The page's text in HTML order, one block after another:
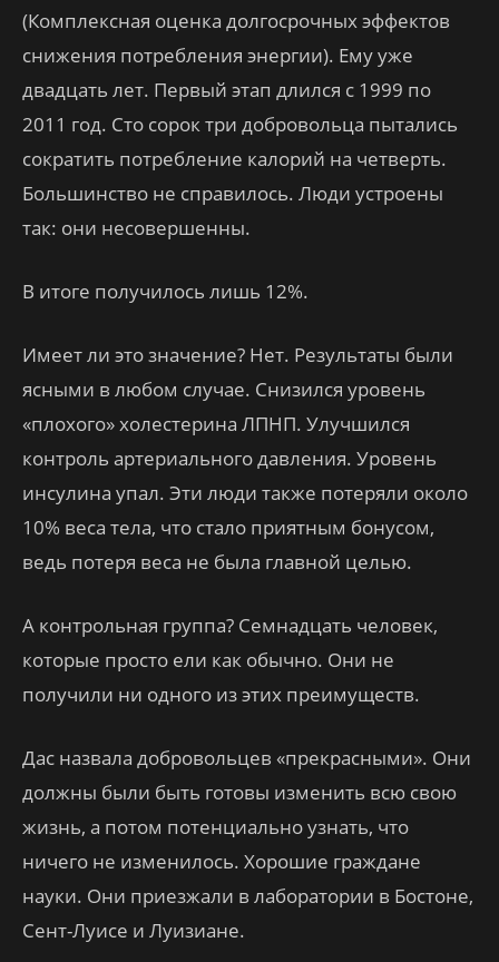
(Комплексная оценка долгосрочных эффектов
снижения потребления энергии). Ему уже
двадцать лет. Первый этап длился с 1999 по
2011 год. Сто сорок три добровольца пытались
сократить потребление калорий на четверть.
Большинство не справилось. Люди устроены
так: они несовершенны.
В итоге получилось лишь 12%.
Имеет ли это значение? Нет. Результаты были
ясными в любом случае. Снизился уровень
«плохого» холестерина ЛПНП. Улучшился
контроль артериального давления. Уровень
инсулина упал. Эти люди также потеряли около
10% веса тела, что стало приятным бонусом,
ведь потеря веса не была главной целью.
А контрольная группа? Семнадцать человек,
которые просто ели как обычно. Они не
получили ни одного из этих преимуществ.
Дас назвала добровольцев «прекрасными». Они
должны были быть готовы изменить всю свою
жизнь, а потом потенциально узнать, что
ничего не изменилось. Хорошие граждане
науки. Они приезжали в лаборатории в Бостоне,
Сент-Луисе и Луизиане.